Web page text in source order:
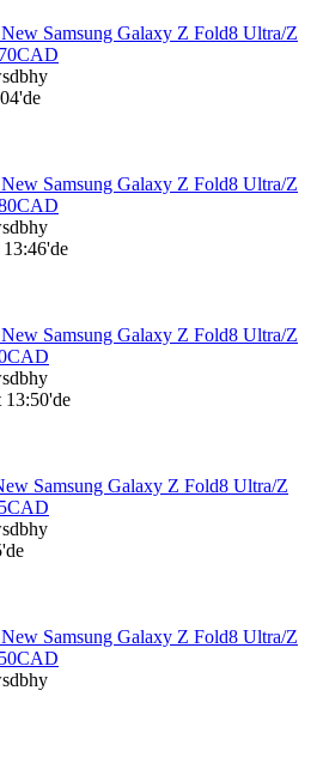
Samsung Galaxy Z Fold8 Ultra/Z
Samsung Galaxy Z Fold8 Ultra/Z
13:46'de
Samsung Galaxy Z Fold8 Ultra/Z
13:50'de
Samsung Galaxy Z Fold8 Ultra/Z
Samsung Galaxy Z Fold8 Ultra/Z